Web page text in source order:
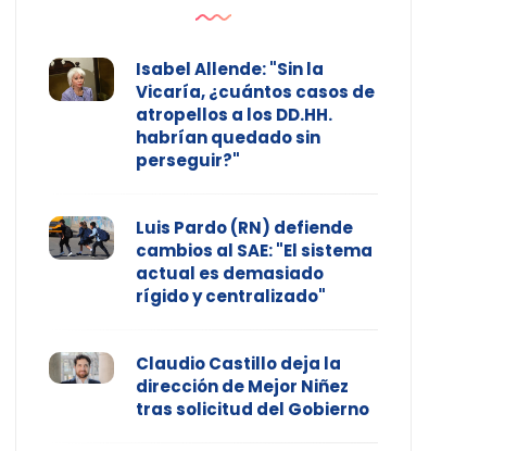
Isabel Allende: "Sin la
Vicaría, ¿cuántos casos de
atropellos a los DD.HH.
habrían quedado sin
perseguir?"
Luis Pardo (RN) defiende
cambios al SAE: "El sistema
actual es demasiado
rígido y centralizado"
Claudio Castillo deja la
dirección de Mejor Niñez
tras solicitud del Gobierno